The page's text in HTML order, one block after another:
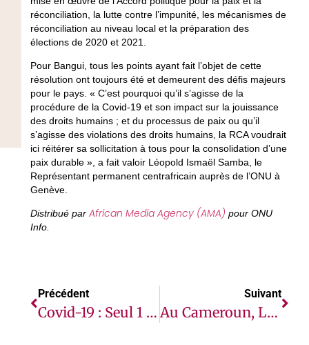
réconciliation, la lutte contre l’impunité, les mécanismes de
réconciliation au niveau local et la préparation des
élections de 2020 et 2021.
Pour Bangui, tous les points ayant fait l’objet de cette
résolution ont toujours été et demeurent des défis majeurs
pour le pays. « C’est pourquoi qu’il s’agisse de la
procédure de la Covid-19 et son impact sur la jouissance
des droits humains ; et du processus de paix ou qu’il
s’agisse des violations des droits humains, la RCA voudrait
ici réitérer sa sollicitation à tous pour la consolidation d’une
paix durable », a fait valoir Léopold Ismaël Samba, le
Représentant permanent centrafricain auprès de l’ONU à
Genève.
Distribué par African Media Agency (AMA) pour ONU
Info.
Précédent
Covid-19 : Seul 1 Pays Sur 3 Prêt À Accueillir En Toute Sécurité Les Enfants Pour La Rentrée Scolaire En Afrique De L’Ouest Et Du Centre
Suivant
Au Cameroun, La Détention Et L’intimidation Des Manifestants Pacifiques Doivent Cesser (experts De L’ONU)